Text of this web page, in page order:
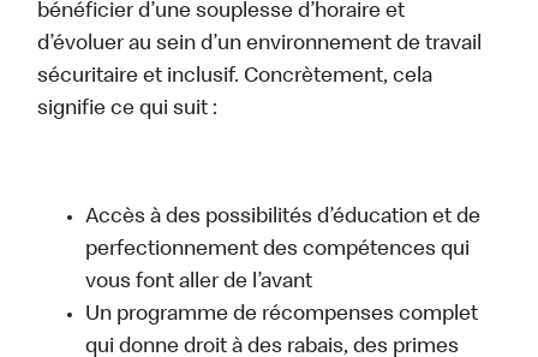
bénéficier d’une souplesse d’horaire et
d’évoluer au sein d’un environnement de travail
sécuritaire et inclusif. Concrètement, cela
signifie ce qui suit :
Accès à des possibilités d’éducation et de
perfectionnement des compétences qui
vous font aller de l’avant
Un programme de récompenses complet
qui donne droit à des rabais, des primes